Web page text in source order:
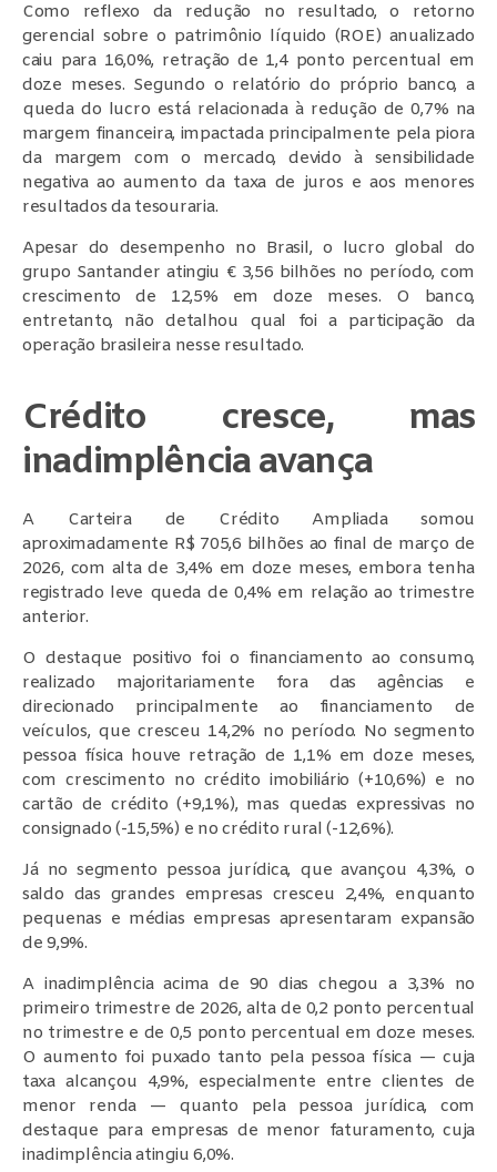
Como reflexo da redução no resultado, o retorno
gerencial sobre o patrimônio líquido (ROE) anualizado
caiu para 16,0%, retração de 1,4 ponto percentual em
doze meses. Segundo o relatório do próprio banco, a
queda do lucro está relacionada à redução de 0,7% na
margem financeira, impactada principalmente pela piora
da margem com o mercado, devido à sensibilidade
negativa ao aumento da taxa de juros e aos menores
resultados da tesouraria.
Apesar do desempenho no Brasil, o lucro global do
grupo Santander atingiu € 3,56 bilhões no período, com
crescimento de 12,5% em doze meses. O banco,
entretanto, não detalhou qual foi a participação da
operação brasileira nesse resultado.
Crédito cresce, mas
inadimplência avança
A Carteira de Crédito Ampliada somou
aproximadamente R$ 705,6 bilhões ao final de março de
2026, com alta de 3,4% em doze meses, embora tenha
registrado leve queda de 0,4% em relação ao trimestre
anterior.
O destaque positivo foi o financiamento ao consumo,
realizado majoritariamente fora das agências e
direcionado principalmente ao financiamento de
veículos, que cresceu 14,2% no período. No segmento
pessoa física houve retração de 1,1% em doze meses,
com crescimento no crédito imobiliário (+10,6%) e no
cartão de crédito (+9,1%), mas quedas expressivas no
consignado (-15,5%) e no crédito rural (-12,6%).
Já no segmento pessoa jurídica, que avançou 4,3%, o
saldo das grandes empresas cresceu 2,4%, enquanto
pequenas e médias empresas apresentaram expansão
de 9,9%.
A inadimplência acima de 90 dias chegou a 3,3% no
primeiro trimestre de 2026, alta de 0,2 ponto percentual
no trimestre e de 0,5 ponto percentual em doze meses.
O aumento foi puxado tanto pela pessoa física — cuja
taxa alcançou 4,9%, especialmente entre clientes de
menor renda — quanto pela pessoa jurídica, com
destaque para empresas de menor faturamento, cuja
inadimplência atingiu 6,0%.